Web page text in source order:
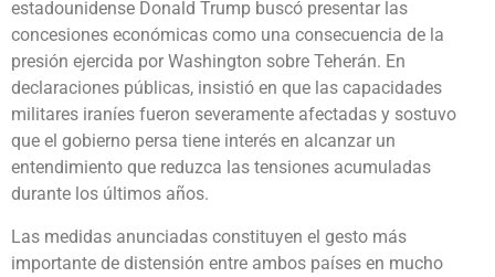
estadounidense Donald Trump buscó presentar las
concesiones económicas como una consecuencia de la
presión ejercida por Washington sobre Teherán. En
declaraciones públicas, insistió en que las capacidades
militares iraníes fueron severamente afectadas y sostuvo
que el gobierno persa tiene interés en alcanzar un
entendimiento que reduzca las tensiones acumuladas
durante los últimos años.
Las medidas anunciadas constituyen el gesto más
importante de distensión entre ambos países en mucho